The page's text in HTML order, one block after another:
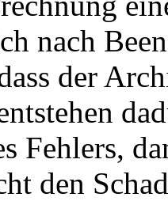
nach
der
Fehlers,
den